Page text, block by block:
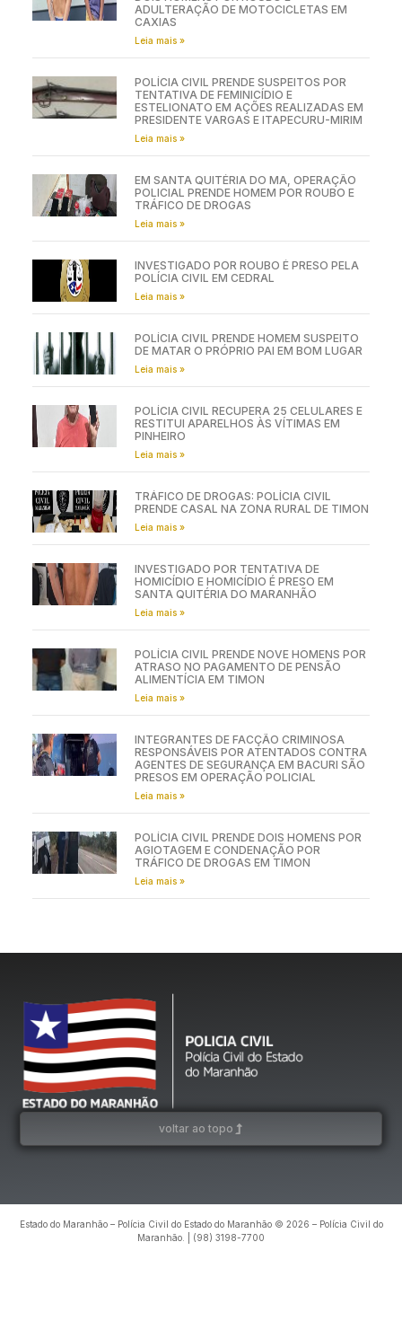
ADULTERAÇÃO DE MOTOCICLETAS EM
CAXIAS
Leia mais »
POLÍCIA CIVIL PRENDE SUSPEITOS POR
TENTATIVA DE FEMINICÍDIO E
ESTELIONATO EM AÇÕES REALIZADAS EM
PRESIDENTE VARGAS E ITAPECURU-MIRIM
Leia mais »
EM SANTA QUITÉRIA DO MA, OPERAÇÃO
POLICIAL PRENDE HOMEM POR ROUBO E
TRÁFICO DE DROGAS
Leia mais »
INVESTIGADO POR ROUBO É PRESO PELA
POLÍCIA CIVIL EM CEDRAL
Leia mais »
POLÍCIA CIVIL PRENDE HOMEM SUSPEITO
DE MATAR O PRÓPRIO PAI EM BOM LUGAR
Leia mais »
POLÍCIA CIVIL RECUPERA 25 CELULARES E
RESTITUI APARELHOS ÀS VÍTIMAS EM
PINHEIRO
Leia mais »
TRÁFICO DE DROGAS: POLÍCIA CIVIL
PRENDE CASAL NA ZONA RURAL DE TIMON
Leia mais »
INVESTIGADO POR TENTATIVA DE
HOMICÍDIO E HOMICÍDIO É PRESO EM
SANTA QUITÉRIA DO MARANHÃO
Leia mais »
POLÍCIA CIVIL PRENDE NOVE HOMENS POR
ATRASO NO PAGAMENTO DE PENSÃO
ALIMENTÍCIA EM TIMON
Leia mais »
INTEGRANTES DE FACÇÃO CRIMINOSA
RESPONSÁVEIS POR ATENTADOS CONTRA
AGENTES DE SEGURANÇA EM BACURI SÃO
PRESOS EM OPERAÇÃO POLICIAL
Leia mais »
POLÍCIA CIVIL PRENDE DOIS HOMENS POR
AGIOTAGEM E CONDENAÇÃO POR
TRÁFICO DE DROGAS EM TIMON
Leia mais »
voltar ao topo
Estado do Maranhão – Polícia Civil do Estado do Maranhão © 2026 – Polícia Civil do
Maranhão. | (98) 3198-7700